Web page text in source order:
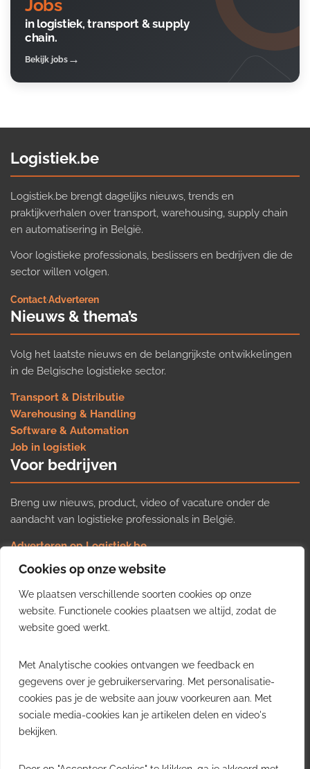
Cookies op onze website
We plaatsen verschillende soorten cookies op onze
website. Functionele cookies plaatsen we altijd, zodat de
website goed werkt.
Met Analytische cookies ontvangen we feedback en
gegevens over je gebruikerservaring. Met personalisatie-
cookies pas je de website aan jouw voorkeuren aan. Met
sociale media-cookies kan je artikelen delen en video's
bekijken.
Jobs
in logistiek, transport & supply
chain.
Bekijk jobs
Logistiek.be
Logistiek.be brengt dagelijks nieuws, trends en
praktijkverhalen over transport, warehousing, supply chain
en automatisering in België.
Voor logistieke professionals, beslissers en bedrijven die de
sector willen volgen.
Contact·Adverteren
Nieuws & thema’s
Volg het laatste nieuws en de belangrijkste ontwikkelingen
in de Belgische logistieke sector.
Transport & Distributie
Warehousing & Handling
Software & Automation
Job in logistiek
Voor bedrijven
Breng uw nieuws, product, video of vacature onder de
aandacht van logistieke professionals in België.
Adverteren op Logistiek.be
Nieuws insturen
Uw video op Logistiek.TV
Job plaatsen
Gratis wekelijkse update
inzichten uit de Belgische logistieke sector in uw inbox.
Ontvang je gratis
wekelijkse update
Uitschrijven kan altijd.